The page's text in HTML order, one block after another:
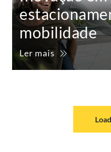
mobilidade
Ler mais